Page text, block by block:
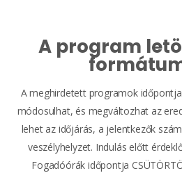
A program
A meghirdetett programok
módosulhat, és megváltozhat az
lehet az időjárás, a jelentkezők
veszélyhelyzet. Indulás előtt
Fogadóórák időpontja